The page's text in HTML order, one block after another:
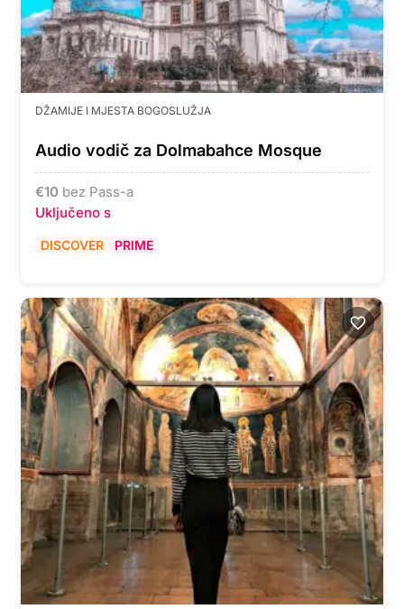
DŽAMIJE I MJESTA BOGOSLUŽJA
Audio vodič za Dolmabahce Mosque
€10 bez Pass-a
Uključeno s
DISCOVER PRIME